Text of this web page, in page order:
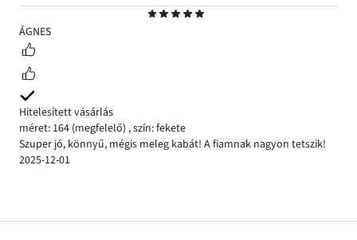
5
ÁGNES
Hitelesített vásárlás
méret: 164 (megfelelő) ,szín: fekete
Szuper jó, könnyű, mégis meleg kabát! A fiamnak nagyon tetszik!
2025-12-01